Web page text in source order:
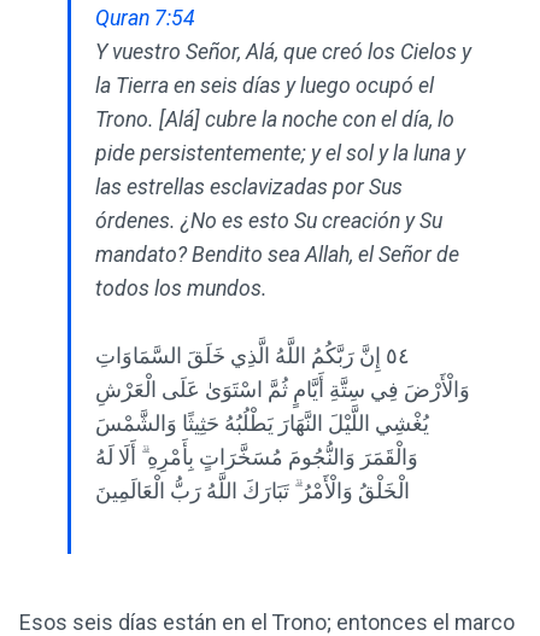
Quran 7:54
Y vuestro Señor, Alá, que creó los Cielos y
la Tierra en seis días y luego ocupó el
Trono. [Alá] cubre la noche con el día, lo
pide persistentemente; y el sol y la luna y
las estrellas esclavizadas por Sus
órdenes. ¿No es esto Su creación y Su
mandato? Bendito sea Allah, el Señor de
todos los mundos.
٥٤ إِنَّ رَبَّكُمُ اللَّهُ الَّذِي خَلَقَ السَّمَاوَاتِ
وَالْأَرْضَ فِي سِتَّةِ أَيَّامٍ ثُمَّ اسْتَوَىٰ عَلَى الْعَرْشِ
يُغْشِي اللَّيْلَ النَّهَارَ يَطْلُبُهُ حَثِيثًا وَالشَّمْسَ
وَالْقَمَرَ وَالنُّجُومَ مُسَخَّرَاتٍ بِأَمْرِهِ ۗ أَلَا لَهُ
الْخَلْقُ وَالْأَمْرُ ۗ تَبَارَكَ اللَّهُ رَبُّ الْعَالَمِينَ
Esos seis días están en el Trono; entonces el marco